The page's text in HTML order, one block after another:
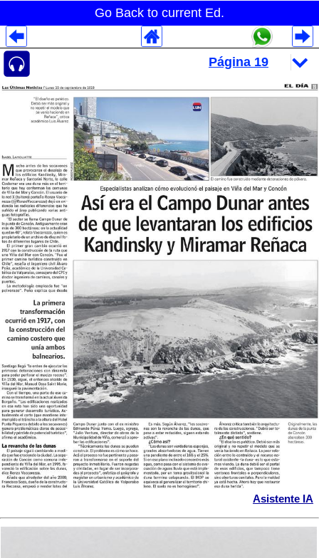
Go Back to current Ed.
Asistente IA
Despliegues Analytics
Despliegues Totales
Despliegues por Rubros